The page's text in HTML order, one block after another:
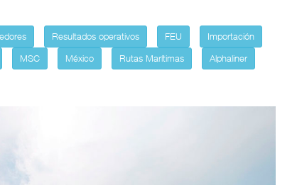
Resultados operativos FEU
Importación
MSC México Rutas Marítimas
Alphaliner
...
...
...
05 AGO 2026
TMAZ eleva 77% movimiento de carga ...